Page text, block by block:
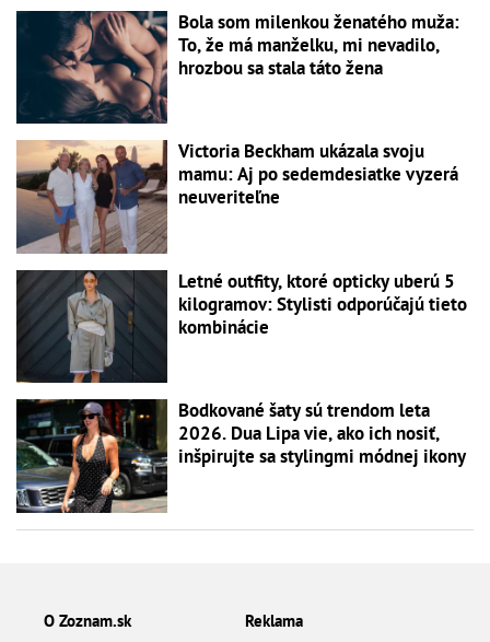
Bola som milenkou ženatého muža:
To, že má manželku, mi nevadilo,
hrozbou sa stala táto žena
Victoria Beckham ukázala svoju
mamu: Aj po sedemdesiatke vyzerá
neuveriteľne
Letné outfity, ktoré opticky uberú 5
kilogramov: Stylisti odporúčajú tieto
kombinácie
Bodkované šaty sú trendom leta
2026. Dua Lipa vie, ako ich nosiť,
inšpirujte sa stylingmi módnej ikony
O Zoznam.sk Reklama